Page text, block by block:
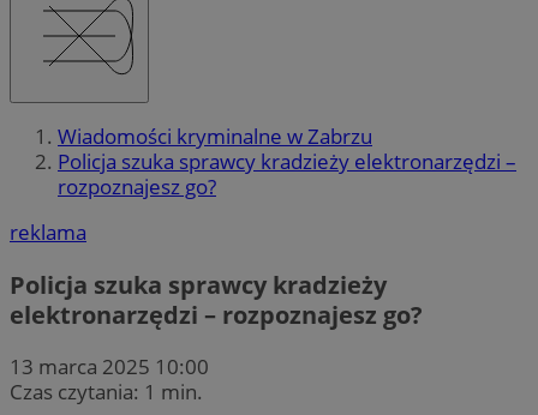
Wiadomości kryminalne w Zabrzu
Policja szuka sprawcy kradzieży elektronarzędzi –
rozpoznajesz go?
reklama
Policja szuka sprawcy kradzieży
elektronarzędzi – rozpoznajesz go?
13 marca 2025 10:00
Czas czytania: 1 min.